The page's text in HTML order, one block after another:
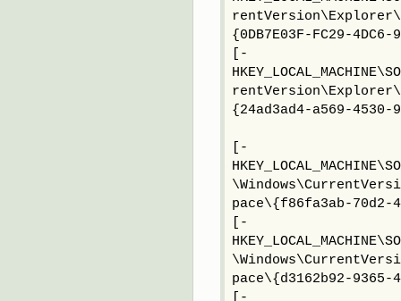
{0DB7E03F-FC29-
[-
{24ad3ad4-a569-4530-
[-
pace\{f86fa3ab-
[-
pace\{d3162b92-9365-
[-